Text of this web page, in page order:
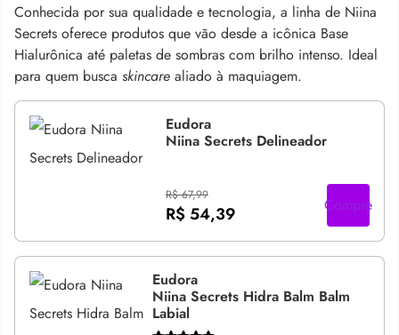
Conhecida por sua qualidade e tecnologia, a linha de Niina
Secrets oferece produtos que vão desde a icônica Base
Hialurônica até paletas de sombras com brilho intenso. Ideal
para quem busca skincare aliado à maquiagem.
Eudora
Niina Secrets Delineador
R$ 67,99
R$ 54,39 Compre
Eudora
Niina Secrets Hidra Balm Balm
Labial